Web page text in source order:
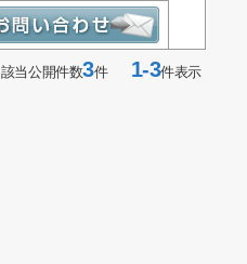
該当公開件数3件1-3件表示